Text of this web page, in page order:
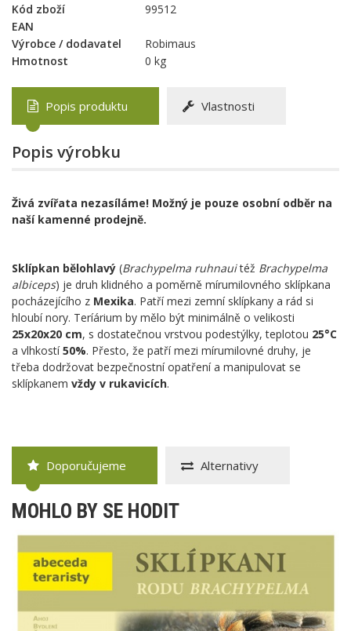
Kód zboží
99512
EAN
Výrobce / dodavatel
Robimaus
Hmotnost
0 kg
Popis produktu Vlastnosti
Popis výrobku
Živá zvířata nezasíláme! Možný je pouze osobní odběr na
naší kamenné prodejně.
Sklípkan bělohlavý (Brachypelma ruhnauitéž Brachypelma
albiceps) je druh klidného a poměrně mírumilovného sklípkana
pocházejícího z Mexika. Patří mezi zemní sklípkany a rád si
hloubí nory. Teríárium by mělo být minimálně o velikosti
25x20x20 cm, s dostatečnou vrstvou podestýlky, teplotou 25°C
a vlhkostí50%. Přesto, že patří mezi mírumilovné druhy, je
třeba dodržovat bezpečnostní opatření a manipulovat se
sklípkanem vždy v rukavicích.
Doporučujeme Alternativy
MOHLO BY SE HODIT